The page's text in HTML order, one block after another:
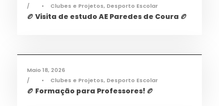
•
Clubes e Projetos, Desporto Escolar
🏉 Visita de estudo AE Paredes de Coura 🏉
Maio 18, 2026
•
Clubes e Projetos, Desporto Escolar
🏉 Formação para Professores! 🏉